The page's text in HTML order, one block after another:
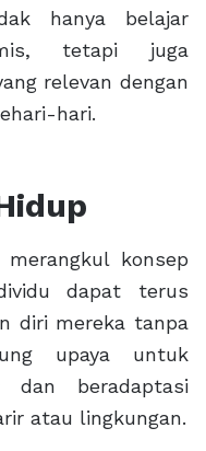
hanya belajar
tetapi juga
relevan dengan
hari.
konsep
dapat terus
diri mereka tanpa
upaya untuk
dan beradaptasi
atau lingkungan.